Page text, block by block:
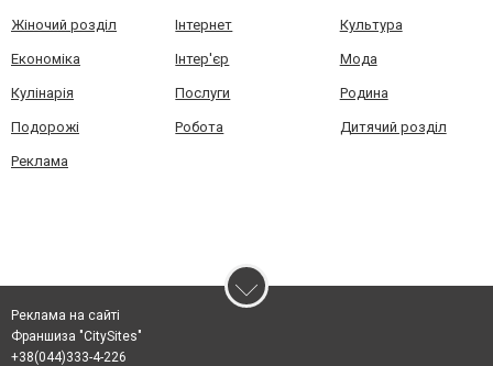
Жіночий розділ Інтернет Культура
Економіка Інтер'єр Мода
Кулінарія Послуги Родина
Подорожі Робота Дитячий розділ
Реклама
Реклама на сайті
Франшиза "CitySites"
+38(044)333-4-226